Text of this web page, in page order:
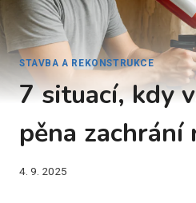
STAVBA A REKONSTRUKCE
7 situací, kdy
pěna
4. 9. 2025